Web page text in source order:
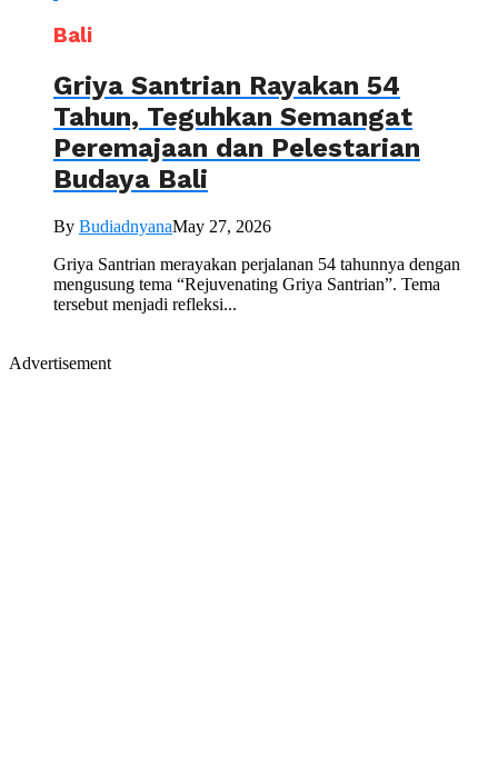
Bali
Griya Santrian Rayakan 54
Tahun, Teguhkan Semangat
Peremajaan dan Pelestarian
Budaya Bali
By BudiadnyanaMay 27, 2026
Griya Santrian merayakan perjalanan 54 tahunnya dengan
mengusung tema “Rejuvenating Griya Santrian”. Tema
tersebut menjadi refleksi...
Advertisement